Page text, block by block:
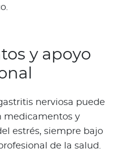
y apoyo
nerviosa puede
medicamentos y
estrés, siempre bajo
de la salud.